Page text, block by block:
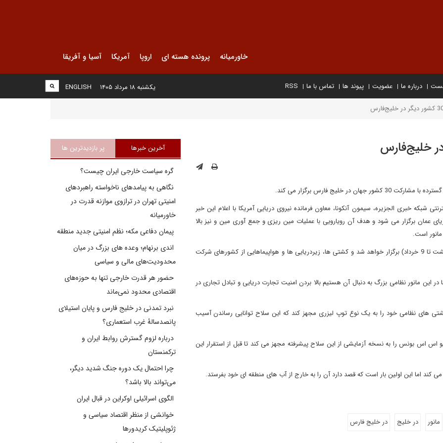
خاورمیانه پرونده هسته ای اروپا آمریکا آسیا و آفریقا
درباره ما عضویت پیوند ها تماس با ما RSS
ENGLISH یکشنبه ۱۸ مرداد ۱۴۰۵
خلیج فارس برگزار می کند.
شبکه خبری الجزیره، سیمون آنکونا، معاون فرمانده نیروی دریایی آمریکا با اعلام این خبر
در خلیج فارس و دریای عمان برگزار می شود و هدف آن رویارویی با عملیات مین ریزی و جمع آوری مین و نیز بالا
است.
وی گفت: مانور مذکور در بازه زمانی شش تا سی ام مه (16 اردیبهشت تا 9 خرداد) برگزار خواهد شد و کشتی ها، زیردریایی ها و هواپیماهایی از کشورهای شرکت
در این مانور نظامی بزرگ به دنبال آن هستیم بالا بردن امنیت تجارت دریایی و تبادل تجاری در
کشتی های نظامی خود را به یک نوع توپ لیزری مجهز کند که این سلاح توانایی رساندن آسیب
اس اس بونس را به نسخه آزمایشی از این سلاح پیشرفته مجهز می کند تا قبل از استقرار این
کند اما این اولین بار است که قصد دارد آن را به خارج از آب های منطقه ای خود بفرستد.
مانور در خلیج در خلیج فارس
آخرین خبرها پر بازدیدترین ها
گره سیاست خارجی ایران چیست؟
نگاهی به پیامدهای ناخواسته راهبردهای
امنیتی تهران در ترازوی موازنه قدرت در
خاورمیانه
پیمان دفاعی مکه؛ نظم امنیتی جدید منطقه
اندی برنهام؛ وعده های بزرگ در میان
محدودیت‌های مالی و سیاسی
حضور هر قدرت خارجی تنها به حوزه‌های
اقتصادی محدود نمی‌ماند
نبرد تمدنی در خلیج فارس و پایان استیلای
پانصدسالۀ غرب استعماری؟
درباره لزوم گسترش روابط ایران و
ترکمنستان
چرا احتمال یک دوره جنگ شدید دیگر،
می‌تواند بالا باشد؟
الگوی اسرائیلی اوکراین در قبال ایران
خوانشی از منظر اقتصاد سیاسی و
ژئوپلیتیک کریدورها